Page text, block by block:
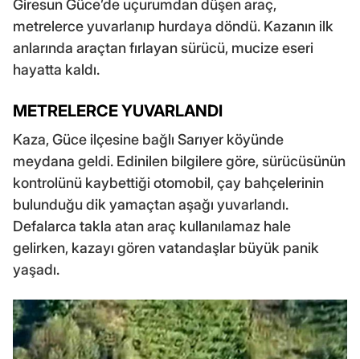
Giresun Güce’de uçurumdan düşen araç,
metrelerce yuvarlanıp hurdaya döndü. Kazanın ilk
anlarında araçtan fırlayan sürücü, mucize eseri
hayatta kaldı.
METRELERCE YUVARLANDI
Kaza, Güce ilçesine bağlı Sarıyer köyünde
meydana geldi. Edinilen bilgilere göre, sürücüsünün
kontrolünü kaybettiği otomobil, çay bahçelerinin
bulunduğu dik yamaçtan aşağı yuvarlandı.
Defalarca takla atan araç kullanılamaz hale
gelirken, kazayı gören vatandaşlar büyük panik
yaşadı.